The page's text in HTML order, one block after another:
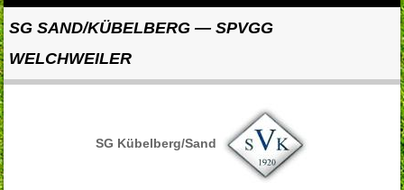
Skip to content
SG SAND/KÜBELBERG — SPVGG
WELCHWEILER
SG Kübelberg/Sand